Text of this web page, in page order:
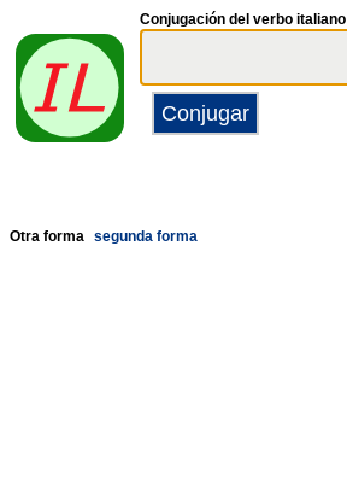
Conjugación del verbo italiano
Otra forma segunda forma